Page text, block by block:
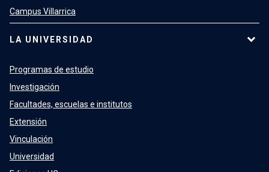
Campus Villarrica
LA UNIVERSIDAD
Programas de estudio
Investigación
Facultades, escuelas e institutos
Extensión
Vinculación
Universidad